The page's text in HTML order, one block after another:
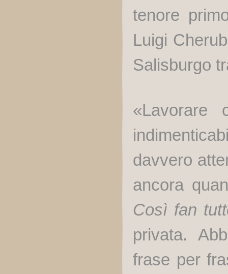
tenore
Luigi
Salisburgo
«Lavorare
davvero
ancora
Così fan
privata.
frase per